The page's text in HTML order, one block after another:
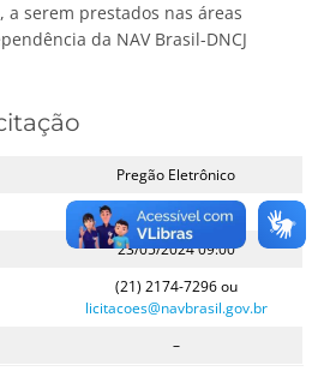
serem prestados nas áreas
da NAV Brasil-DNCJ
Pregão Eletrônico
Aberto
23/05/2024 09:00
(21) 2174-7296 ou
licitacoes@navbrasil.gov.br
–